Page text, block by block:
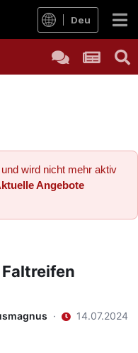
Deu
und wird nicht mehr aktiv
Angebote
Faltreifen
· 14.07.2024